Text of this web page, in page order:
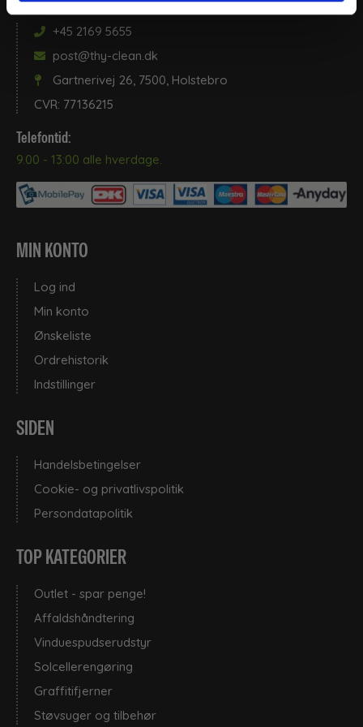
+45 2169 5655
post@thy-clean.dk
Gartnerivej 26, 7500, Holstebro
CVR: 77136215
Telefontid:
9.00 - 13:00 alle hverdage.
MIN KONTO
Log ind
Min konto
Ønskeliste
Ordrehistorik
Indstillinger
SIDEN
Handelsbetingelser
Cookie- og privatlivspolitik
Persondatapolitik
TOP KATEGORIER
Outlet - spar penge!
Affaldshåndtering
Vinduespudserudstyr
Solcellerengøring
Graffitifjerner
Støvsuger og tilbehør